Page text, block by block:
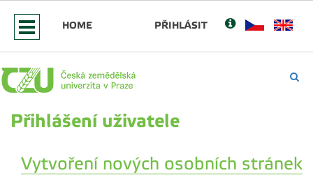
HOME PŘIHLÁSIT
Přihlášení uživatele
Vytvoření nových osobních stránek